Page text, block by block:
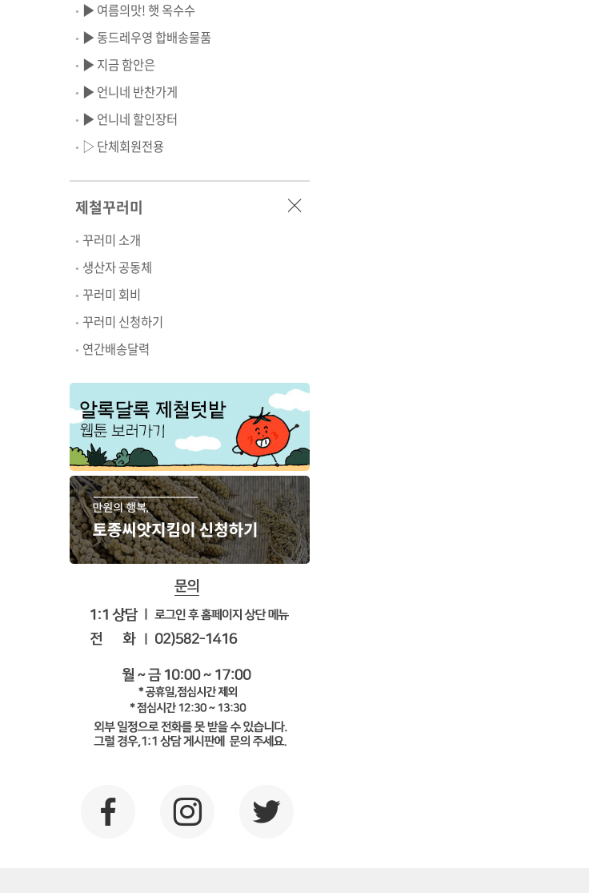
▶ 여름의맛! 햇 옥수수
▶ 동드레우영 합배송물품
▶ 지금 함안은
▶ 언니네 반찬가게
▶ 언니네 할인장터
▷ 단체회원전용
제철꾸러미
꾸러미 소개
생산자 공동체
꾸러미 회비
꾸러미 신청하기
연간배송달력